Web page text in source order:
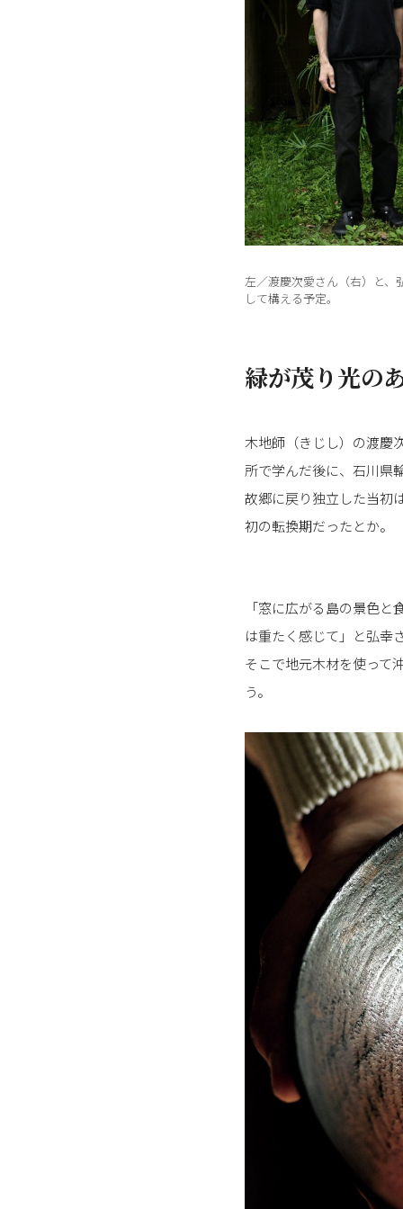
左／渡慶次愛さん（右）と、
して構える予定。
緑が茂り光の
木地師（きじし）の渡慶
所で学んだ後に、石川県
故郷に戻り独立した当初
初の転換期だったとか。
「窓に広がる島の景色
は重たく感じて」と弘幸
そこで地元木材を使って
う。